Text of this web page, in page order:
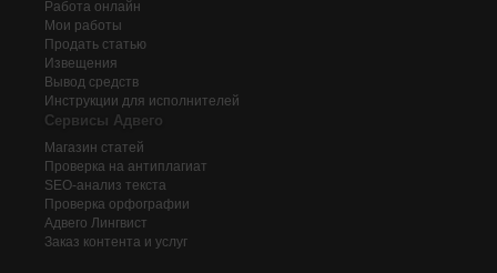
Работа онлайн
Мои работы
Продать статью
Извещения
Вывод средств
Инструкции для исполнителей
Сервисы Адвего
Магазин статей
Проверка на антиплагиат
SEO-анализ текста
Проверка орфографии
Адвего Лингвист
Заказ контента и услуг